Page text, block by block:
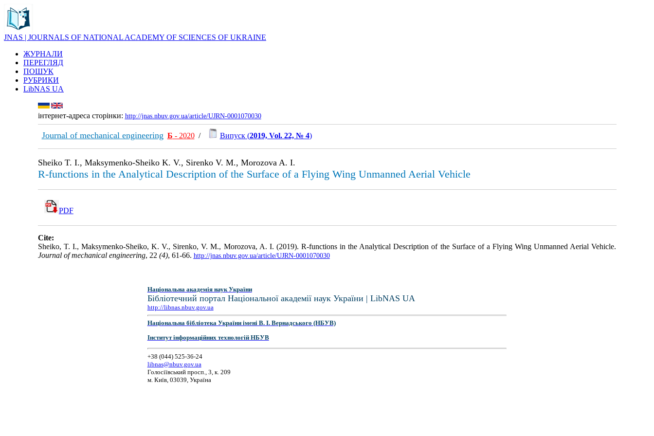
JNAS | JOURNALS OF NATIONAL ACADEMY OF SCIENCES OF UKRAINE
ЖУРНАЛИ
ПЕРЕГЛЯД
ПОШУК
РУБРИКИ
LibNAS UA
інтернет-адреса сторінки: http://jnas.nbuv.gov.ua/article/UJRN-0001070030
Journal of mechanical engineering Б - 2020/ Випуск (2019, Vol. 22, № 4)
Sheiko T. I., Maksymenko-Sheiko K. V., Sirenko V. M., Morozova A. I.
R-functions in the Analytical Description of the Surface of a Flying Wing Unmanned Aerial Vehicle
PDF
Cite:
Sheiko, T. I., Maksymenko-Sheiko, K. V., Sirenko, V. M., Morozova, A. I. (2019). R-functions in the Analytical Description of the Surface of a Flying Wing Unmanned Aerial Vehicle.
Journal of mechanical engineering, 22 (4), 61-66. http://jnas.nbuv.gov.ua/article/UJRN-0001070030
Національна академія наук України
Бібліотечний портал Національної академії наук України | LibNAS UA
http://libnas.nbuv.gov.ua
Національна бібліотека України імені В. І. Вернадського (НБУВ)
Інститут інформаційних технологій НБУВ
+38 (044) 525-36-24
libnas@nbuv.gov.ua
Голосіївський просп., 3, к. 209
м. Київ, 03039, Україна